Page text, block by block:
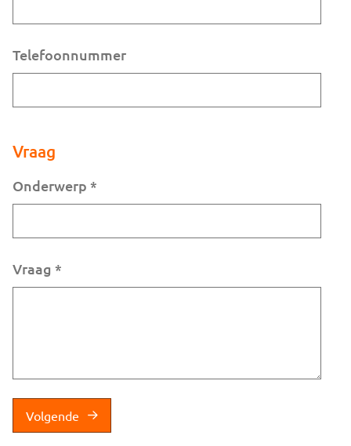
Telefoonnummer
Vraag
Onderwerp *
Vraag *
Volgende